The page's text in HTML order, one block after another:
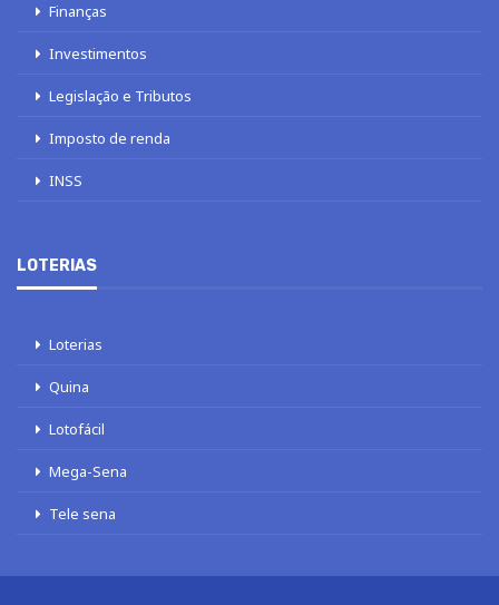
Finanças
Investimentos
Legislação e Tributos
Imposto de renda
INSS
LOTERIAS
Loterias
Quina
Lotofácil
Mega-Sena
Tele sena